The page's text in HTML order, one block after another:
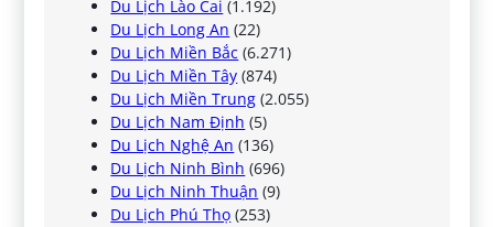
Du Lịch Lào Cai (1.192)
Du Lịch Long An (22)
Du Lịch Miền Bắc (6.271)
Du Lịch Miền Tây (874)
Du Lịch Miền Trung (2.055)
Du Lịch Nam Định (5)
Du Lịch Nghệ An (136)
Du Lịch Ninh Bình (696)
Du Lịch Ninh Thuận (9)
Du Lịch Phú Thọ (253)